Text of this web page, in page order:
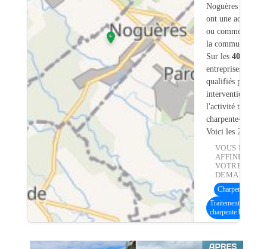
Noguères (64)
ont une adresse
ou commerciale
la commune.
Sur les 40
entreprises
qualifiés pour une
intervention sur
l'activité
charpente-bois.
Voici les 20
VOUS
AFFINER
VOTRE
DEMANDE :
Charpente bois
Traitement
charpente bois